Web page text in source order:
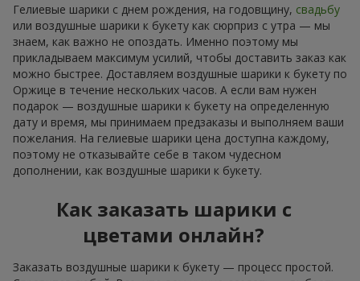
Гелиевые шарики с днем рождения, на годовщину, свадьбу
или воздушные шарики к букету как сюрприз с утра — мы
знаем, как важно не опоздать. Именно поэтому мы
прикладываем максимум усилий, чтобы доставить заказ как
можно быстрее. Доставляем воздушные шарики к букету по
Оржице в течение нескольких часов. А если вам нужен
подарок — воздушные шарики к букету на определенную
дату и время, мы принимаем предзаказы и выполняем ваши
пожелания. На гелиевые шарики цена доступна каждому,
поэтому не отказывайте себе в таком чудесном
дополнении, как воздушные шарики к букету.
Как заказать шарики с
цветами онлайн?
Заказать воздушные шарики к букету — процесс простой.